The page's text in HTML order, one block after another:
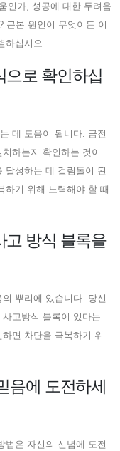
인가, 성공에 대한 두려움
근본 원인이 무엇이든 이
하십시오.
으로 확인하십
데 도움이 됩니다. 금전
하는지 확인하는 것이
달성하는 데 걸림돌이 된
하기 위해 노력해야 할 때
고 방식 블록을
뿌리에 있습니다. 당신
고방식 블록이 있다는
면 차단을 극복하기 위
음에 도전하세
법은 자신의 신념에 도전